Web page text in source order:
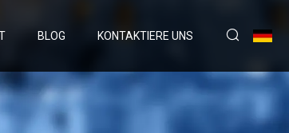
BLOG KONTAKTIERE UNS